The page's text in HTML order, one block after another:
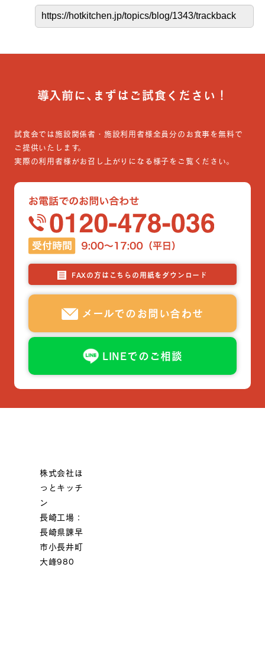
導入前に､まずはご試食ください！
試食会では施設関係者・施設利用者様全員分のお食事を無料で
ご提供いたします。
実際の利用者様がお召し上がりになる様子をご覧ください。
FAXの方はこちらの用紙をダウンロード
メールでのお問い合わせ
LINEでのご相談
株式会社ほ
っとキッチ
ン
長崎工場：
長崎県諫早
市小長井町
大峰980